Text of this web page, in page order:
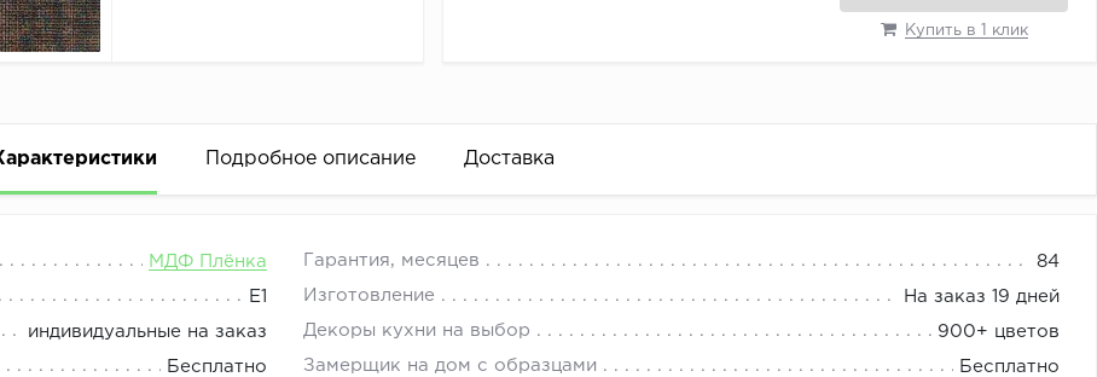
Купить в 1 клик
Подробное описание Доставка
МДФ Плёнка Гарантия, месяцев 84
E1 Изготовление На заказ 19 дней
индивидуальные на заказ Декоры кухни на выбор 900+ цветов
Бесплатно Замерщик на дом с образцами Бесплатно